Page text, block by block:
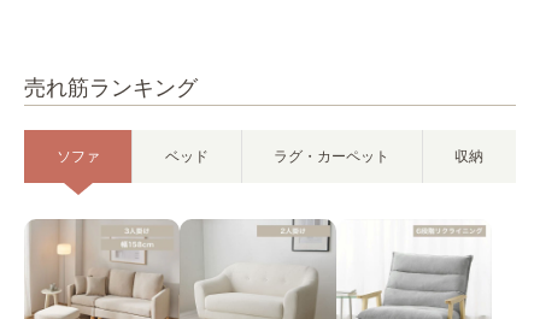
売れ筋ランキング
ソファ ベッド ラグ・カーペット 収納